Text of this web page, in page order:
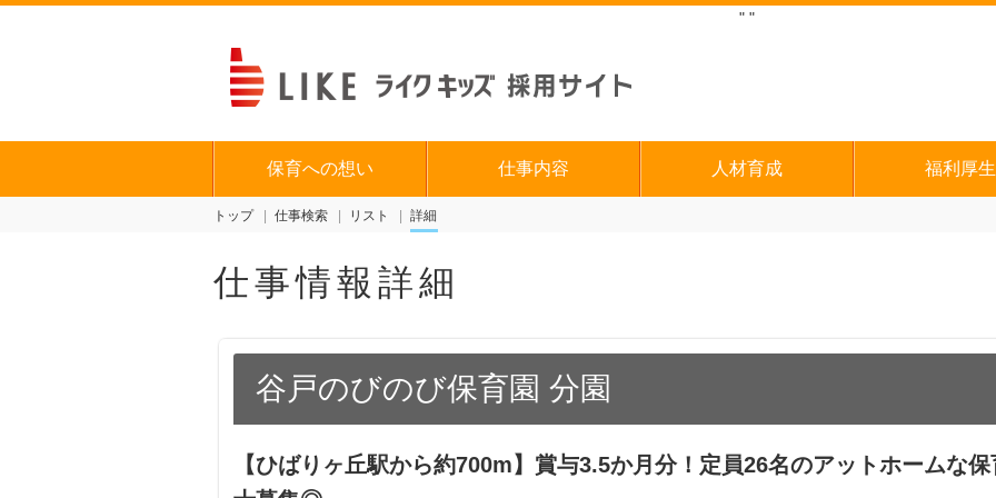
" "
保育への想い 仕事内容 人材育成 福利厚生
トップ 仕事検索 リスト 詳細
仕事情報詳細
谷戸のびのび保育園 分園
【ひばりヶ丘駅から約700m】賞与3.5か月分！定員26名のアットホームな